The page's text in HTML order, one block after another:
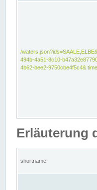
/
494b-4a51-8c10-
4b62-bee2-9750cbe4f5c4&
Erläuterung
shortname